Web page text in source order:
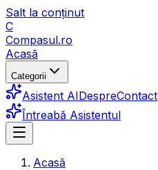
Salt la conținut
C
Compasul.ro
Acasă
Categorii
Asistent AIDespreContact
Întreabă Asistentul
Acasă